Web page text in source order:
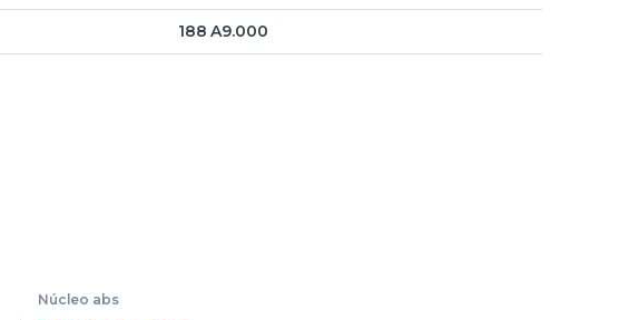
188 A9.000
Núcleo abs